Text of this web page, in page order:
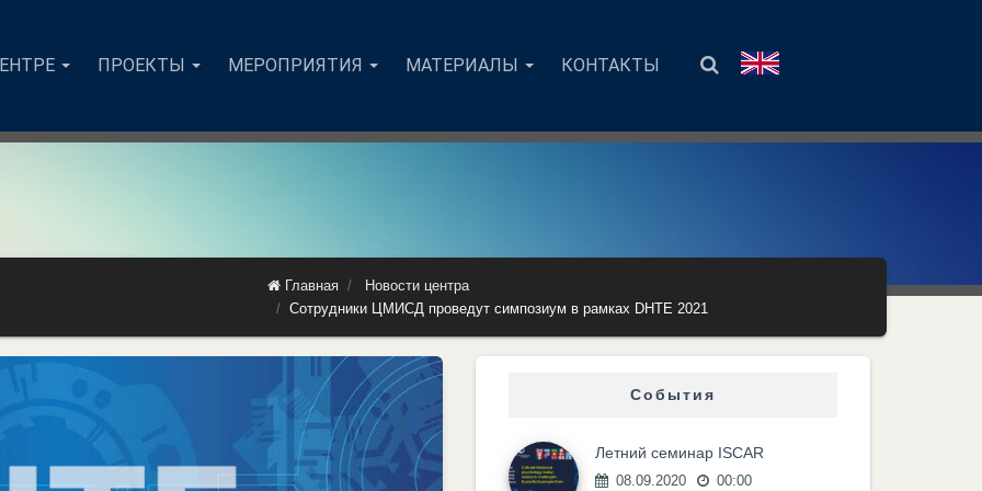
ПРОЕКТЫ МЕРОПРИЯТИЯ МАТЕРИАЛЫ КОНТАКТЫ
Главная
Новости центра
Сотрудники ЦМИСД проведут симпозиум в рамках DHTE 2021
События
Летний семинар ISCAR
08.09.2020 00:00